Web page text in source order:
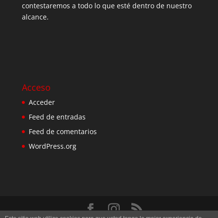
contestaremos a todo lo que esté dentro de nuestro
alcance.
Acceso
Acceder
Feed de entradas
Feed de comentarios
WordPress.org